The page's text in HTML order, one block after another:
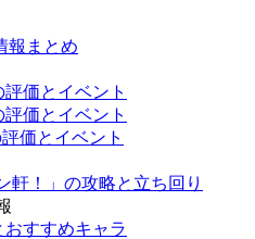
報まとめ
価とイベント
価とイベント
価とイベント
軒！」の攻略と立ち回り
すすめキャラ